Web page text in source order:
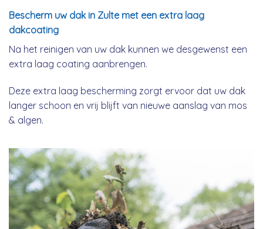
Bescherm uw dak in Zulte met een extra laag
dakcoating
Na het reinigen van uw dak kunnen we desgewenst een
extra laag coating aanbrengen.
Deze extra laag bescherming zorgt ervoor dat uw dak
langer schoon en vrij blijft van nieuwe aanslag van mos
& algen.